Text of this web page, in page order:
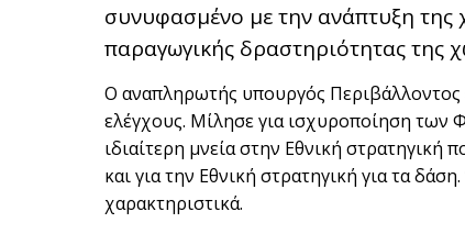
συνυφασμένο με την ανάπτυξη της
παραγωγικής δραστηριότητας της
Ο αναπληρωτής υπουργός Περιβάλλοντος
ελέγχους. Μίλησε για ισχυροποίηση
ιδιαίτερη μνεία στην Εθνική στρατηγική
και για την Εθνική στρατηγική για τα
χαρακτηριστικά.